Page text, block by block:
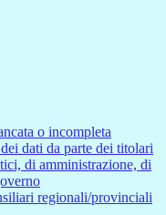
o incompleta
dati da parte dei titolari
di amministrazione, di
regionali/provinciali